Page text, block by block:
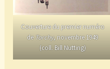
Couverture du premier numéro
de Torchy, novembre 1949
(coll. Bill Nutting)